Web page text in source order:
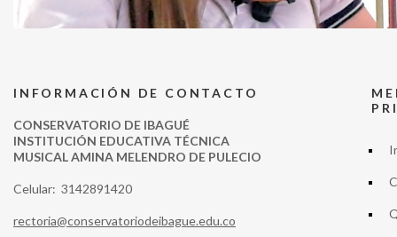
INFORMACIÓN DE CONTACTO
CONSERVATORIO DE IBAGUÉ
INSTITUCIÓN EDUCATIVA TÉCNICA
MUSICAL AMINA MELENDRO DE PULECIO
Celular: 3142891420
rectoria@conservatoriodeibague.edu.co